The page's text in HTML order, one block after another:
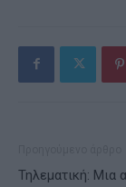
Τηλεματική: Μια